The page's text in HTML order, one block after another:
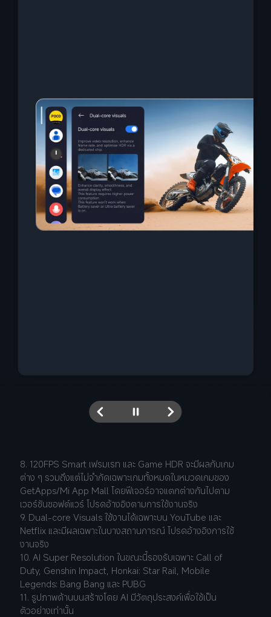
เฟรมต้นฉบับ A
เฟรม
Interpolated 1
8. 120FPS Smart เฟรมเรท และ Game HDR จะมีผลกับเกม
ต่าง ๆ รวมถึงแต่ไม่จำกัดเฉพาะเกมทั้งหมดในหมวดเกมของ
GetApps/Mi App Mall โดยฟีเจอร์อาจแตกต่างกันไปตาม
เวอร์ชันซอฟต์แวร์ โปรดอ้างอิงตามการใช้งานจริง
9. Dual-core Visuals ใช้งานได้เฉพาะบน YouTube และ
Netflix และมีผลเฉพาะในบางสถานการณ์ โปรดอ้างอิงการใช้
งานจริง
10. AI Super Resolution ในขณะนี้รองรับเฉพาะ Call of
Duty, Genshin Impact, Honkai: Star Rail, Mobile
Legends: Bang Bang และ PUBG
11. รูปภาพด้านบนสร้างโดย AI มีวัตถุประสงค์เพื่อใช้เป็น
ตัวอย่างเท่านั้น